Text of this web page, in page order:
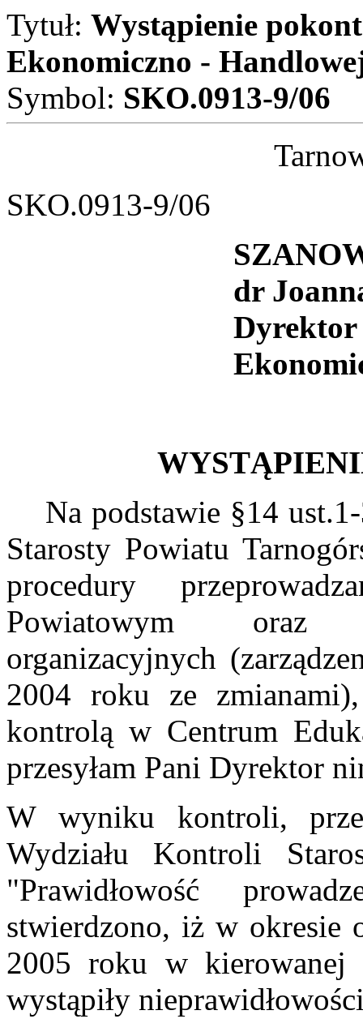
Tytuł: Wystąpienie
Ekonomiczno -
Symbol: SKO.0913-9/06
SKO.0913-9/06
dr
Na podstawie §14 ust.1-
Starosty Powiatu
procedury
Powiatowym oraz
organizacyjnych
2004 roku ze
kontrolą w Centrum
przesyłam Pani Dyrektor
W wyniku kontroli,
Wydziału Kontroli
"Prawidłowość
stwierdzono, iż w
2005 roku w kierowanej
wystąpiły